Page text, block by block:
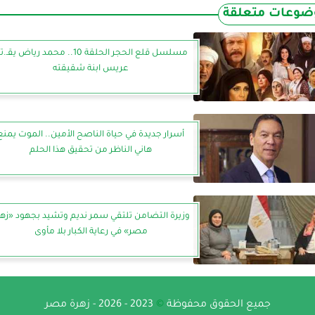
متعلقة
مسلسل قلع الحجر الحلقة 10.. محمد رياض
عريس ابنة شقيقته
أسرار جديدة في حياة الناصح الأمين.. الموت
هاني الناظر من تحقيق هذا الحلم
وزيرة التضامن تلتقي سمر نديم وتشيد بجهود
مصر» في رعاية الكبار بلا مأوى
جميع الحقوق محفوظة ©